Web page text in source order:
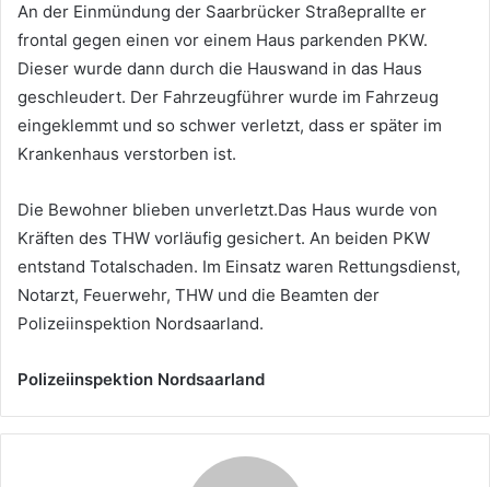
An der Einmündung der Saarbrücker Straßeprallte er
frontal gegen einen vor einem Haus parkenden PKW.
Dieser wurde dann durch die Hauswand in das Haus
geschleudert. Der Fahrzeugführer wurde im Fahrzeug
eingeklemmt und so schwer verletzt, dass er später im
Krankenhaus verstorben ist.
Die Bewohner blieben unverletzt.Das Haus wurde von
Kräften des THW vorläufig gesichert. An beiden PKW
entstand Totalschaden. Im Einsatz waren Rettungsdienst,
Notarzt, Feuerwehr, THW und die Beamten der
Polizeiinspektion Nordsaarland.
Polizeiinspektion Nordsaarland